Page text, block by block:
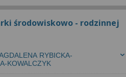
środowiskowo - rodzinnej
RYBICKA-
KOWALCZYK